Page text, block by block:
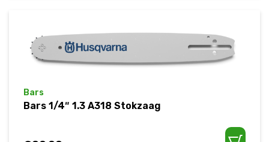
Bars
Bars 1/4″ 1.3 A318 Stokzaag